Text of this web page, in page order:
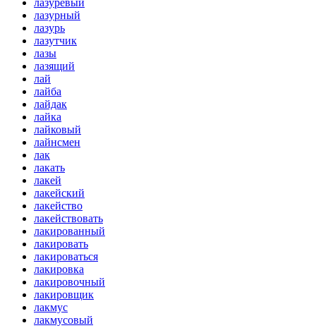
лазурный
лазурь
лазутчик
лазы
лазящий
лай
лайба
лайдак
лайка
лайковый
лайнсмен
лак
лакать
лакей
лакейский
лакейство
лакействовать
лакированный
лакировать
лакироваться
лакировка
лакировочный
лакировщик
лакмус
лакмусовый